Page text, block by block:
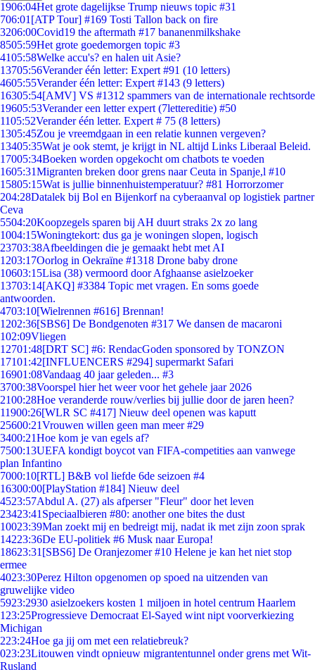
1906:04Het grote dagelijkse Trump nieuws topic #31
706:01 [ATP Tour] #169 Tosti Tallon back on fire
3206:00Covid19 the aftermath #17 bananenmilkshake
8505:59Het grote goedemorgen topic #3
4105:58Welke accu's? en halen uit Asie?
13705:56Verander één letter: Expert #91 (10 letters)
4605:55Verander één letter: Expert #143 (9 letters)
16305:54[AMV] VS #1312 spammers van de internationale rechtsorde
19605:53Verander een letter expert (7lettereditie) #50
1105:52Verander één letter. Expert # 75 (8 letters)
1305:45Zou je vreemdgaan in een relatie kunnen vergeven?
13405:35Wat je ook stemt, je krijgt in NL altijd Links Liberaal Beleid.
17005:34Boeken worden opgekocht om chatbots te voeden
1605:31Migranten breken door grens naar Ceuta in Spanje,l #10
15805:15Wat is jullie binnenhuistemperatuur? #81 Horrorzomer
204:28Datalek bij Bol en Bijenkorf na cyberaanval op logistiek partner
Ceva
5504:20Koopzegels sparen bij AH duurt straks 2x zo lang
1004:15Woningtekort: dus ga je woningen slopen, logisch
23703:38Afbeeldingen die je gemaakt hebt met AI
1203:17Oorlog in Oekraïne #1318 Drone baby drone
10603:15Lisa (38) vermoord door Afghaanse asielzoeker
13703:14[AKQ] #3384 Topic met vragen. En soms goede
antwoorden.
4703:10[Wielrennen #616] Brennan!
1202:36[SBS6] De Bondgenoten #317 We dansen de macaroni
102:09Vliegen
12701:48[DRT SC] #6: RendacGoden sponsored by TONZON
17101:42[INFLUENCERS #294] supermarkt Safari
16901:08Vandaag 40 jaar geleden... #3
3700:38Voorspel hier het weer voor het gehele jaar 2026
2100:28Hoe veranderde rouw/verlies bij jullie door de jaren heen?
11900:26[WLR SC #417] Nieuw deel openen was kaputt
25600:21Vrouwen willen geen man meer #29
3400:21Hoe kom je van egels af?
7500:13UEFA kondigt boycot van FIFA-competities aan vanwege
plan Infantino
7000:10[RTL] B&B vol liefde 6de seizoen #4
16300:00[PlayStation #184] Nieuw deel
4523:57Abdul A. (27) als afperser "Fleur" door het leven
23423:41 Speciaalbieren #80: another one bites the dust
10023:39Man zoekt mij en bedreigt mij, nadat ik met zijn zoon sprak
14223:36De EU-politiek #6 Musk naar Europa!
18623:31 [SBS6] De Oranjezomer #10 Helene je kan het niet stop
ermee
4023:30Perez Hilton opgenomen op spoed na uitzenden van
gruwelijke video
5923:2930 asielzoekers kosten 1 miljoen in hotel centrum Haarlem
1 23:25Progressieve Democraat El-Sayed wint nipt voorverkiezing
Michigan
223:24Hoe ga jij om met een relatiebreuk?
023:23Litouwen vindt opnieuw migrantentunnel onder grens met Wit-
Rusland